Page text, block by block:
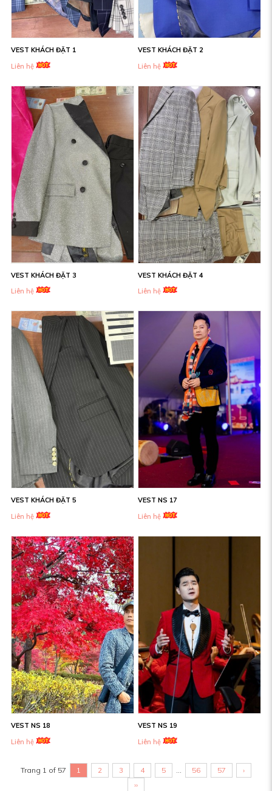
VEST KHÁCH ĐẶT 1
Liên hệ
VEST KHÁCH ĐẶT 2
Liên hệ
VEST KHÁCH ĐẶT 3
Liên hệ
VEST KHÁCH ĐẶT 4
Liên hệ
VEST KHÁCH ĐẶT 5
Liên hệ
VEST NS 17
Liên hệ
VEST NS 18
Liên hệ
VEST NS 19
Liên hệ
Trang 1 of 57 1 2 3 4 5 56 57
›
››